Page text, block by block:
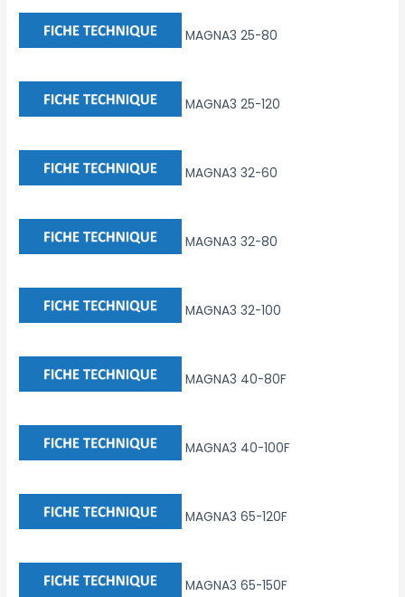
MAGNA3 25-80
MAGNA3 25-120
MAGNA3 32-60
MAGNA3 32-80
MAGNA3 32-100
MAGNA3 40-80F
MAGNA3 40-100F
MAGNA3 65-120F
MAGNA3 65-150F